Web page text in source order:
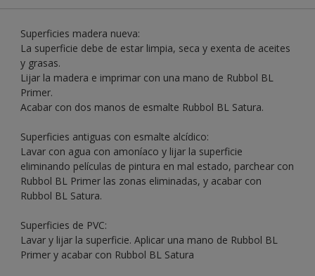
Superficies madera nueva:
La superficie debe de estar limpia, seca y exenta de aceites
y grasas.
Lijar la madera e imprimar con una mano de Rubbol BL
Primer.
Acabar con dos manos de esmalte Rubbol BL Satura.
Superficies antiguas con esmalte alcídico:
Lavar con agua con amoníaco y lijar la superficie
eliminando películas de pintura en mal estado, parchear con
Rubbol BL Primer las zonas eliminadas, y acabar con
Rubbol BL Satura.
Superficies de PVC:
Lavar y lijar la superficie. Aplicar una mano de Rubbol BL
Primer y acabar con Rubbol BL Satura